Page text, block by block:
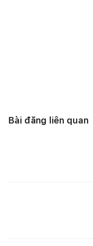
Bài đăng liên quan